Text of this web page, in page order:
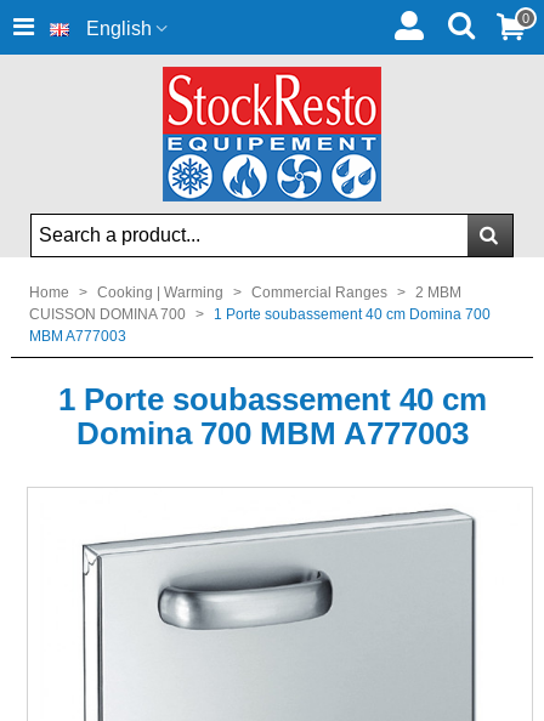
English 0
Home > Cooking | Warming > Commercial Ranges > 2 MBM
CUISSON DOMINA 700 >
1 Porte soubassement 40 cm Domina 700
MBM A777003
1 Porte soubassement 40 cm
Domina 700 MBM A777003